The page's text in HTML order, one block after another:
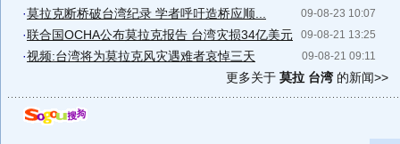
09-08-23 10:07
·莫拉克断桥破台湾纪录 学者呼吁造桥应顺...
09-08-21 13:25
·联合国OCHA公布莫拉克报告 台湾灾损34亿美元
09-08-21 09:11
·视频:台湾将为莫拉克风灾遇难者哀悼三天
更多关于 莫拉 台湾的新闻>>